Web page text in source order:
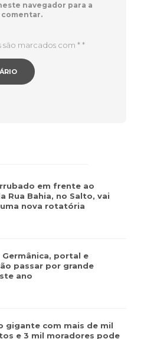
navegador para a
comentar.
marcados com **
em frente ao
Rua Bahia, no Salto, vai
nova rotatória
Germânica, portal e
passar por grande
ano
gigante com mais de mil
e 3 mil moradores pode